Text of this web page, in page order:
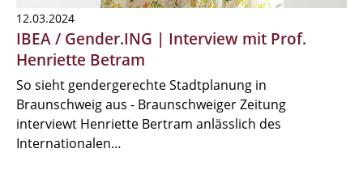
12.03.2024
IBEA / Gender.ING | Interview mit Prof.
Henriette Betram
So sieht gendergerechte Stadtplanung in
Braunschweig aus - Braunschweiger Zeitung
interviewt Henriette Bertram anlässlich des
Internationalen…